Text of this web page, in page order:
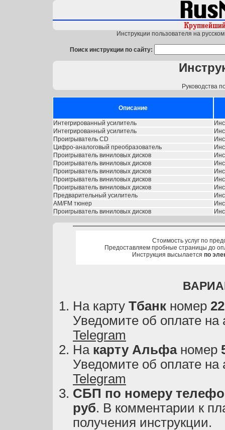
Инструкции пользователя на
Поиск инструкции по сайту:
Руководства
Описание
Интегрированный усилитель
Интегрированный усилитель
Проигрыватель CD
Цифро-аналоговый преобразователь
Проигрыватель виниловых дисков
Проигрыватель виниловых дисков
Проигрыватель виниловых дисков
Проигрыватель виниловых дисков
Проигрыватель виниловых дисков
Предварительный усилитель
AM/FM тюнер
Проигрыватель виниловых дисков
Стоимость услуг по
Предоставляем пробные страницы до
Инструкция высылается по
На карту Тбанк номер
Уведомите об оплате на
Telegram
На карту Альфаномер
Уведомите об оплате на
Telegram
СБП по номеру
руб. В комментарии к
получения инструкции.